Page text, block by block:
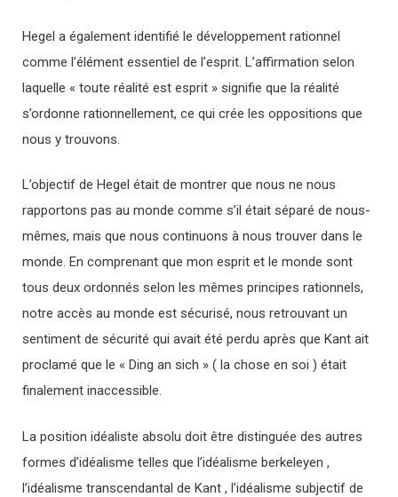
Hegel a également identifié le développement rationnel
comme l’élément essentiel de l’esprit. L’affirmation selon
laquelle « toute réalité est esprit » signifie que la réalité
s’ordonne rationnellement, ce qui crée les oppositions que
nous y trouvons.
L’objectif de Hegel était de montrer que nous ne nous
rapportons pas au monde comme s’il était séparé de nous-
mêmes, mais que nous continuons à nous trouver dans le
monde. En comprenant que mon esprit et le monde sont
tous deux ordonnés selon les mêmes principes rationnels,
notre accès au monde est sécurisé, nous retrouvant un
sentiment de sécurité qui avait été perdu après que Kant ait
proclamé que le « Ding an sich » ( la chose en soi ) était
finalement inaccessible.
La position idéaliste absolu doit être distinguée des autres
formes d’idéalisme telles que l’idéalisme berkeleyen ,
l’idéalisme transcendantal de Kant , l’idéalisme subjectif de